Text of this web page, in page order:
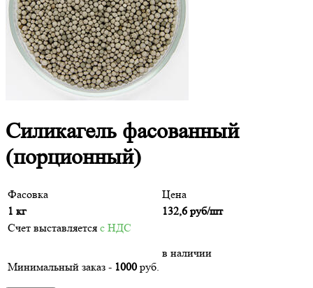
Силикагель фасованный
(порционный)
Фасовка
Цена
1 кг
132,6 руб/шт
Счет выставляется с НДС
Минимальный заказ - 1000 руб.
в наличии